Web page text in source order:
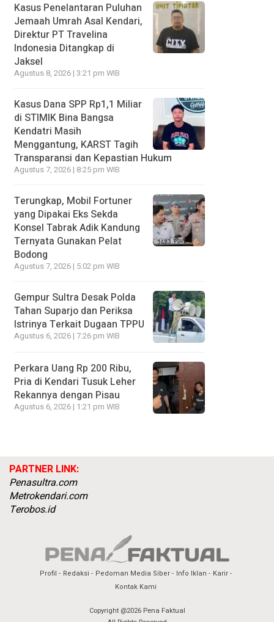
Kasus Penelantaran Puluhan
Jemaah Umrah Asal Kendari,
Direktur PT Travelina
Indonesia Ditangkap di
Jaksel
Agustus 8, 2026 | 3:21 pm WIB
Kasus Dana SPP Rp1,1 Miliar
di STIMIK Bina Bangsa
Kendatri Masih
Menggantung, KARST Tagih
Transparansi dan Kepastian Hukum
Agustus 7, 2026 | 8:25 pm WIB
Terungkap, Mobil Fortuner
yang Dipakai Eks Sekda
Konsel Tabrak Adik Kandung
Ternyata Gunakan Pelat
Bodong
Agustus 7, 2026 | 5:02 pm WIB
Gempur Sultra Desak Polda
Tahan Suparjo dan Periksa
Istrinya Terkait Dugaan TPPU
Agustus 6, 2026 | 7:26 pm WIB
Perkara Uang Rp 200 Ribu,
Pria di Kendari Tusuk Leher
Rekannya dengan Pisau
Agustus 6, 2026 | 1:21 pm WIB
PARTNER LINK:
Penasultra.com
Metrokendari.com
Terobos.id
Profil Redaksi Pedoman Media Siber Info Iklan
Karir
Kontak Kami
Copyright @2026 Pena Faktual